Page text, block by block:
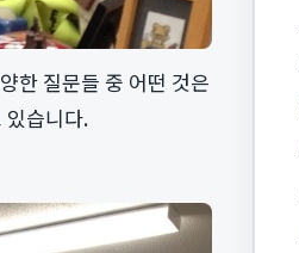
한 질문들 중 어떤 것은
있습니다.